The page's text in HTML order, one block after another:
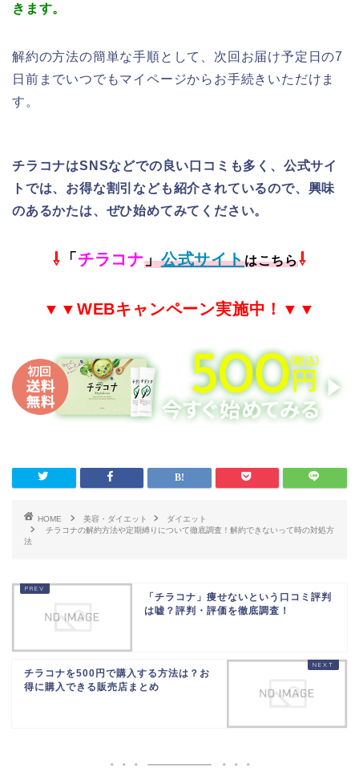
きます。
解約の方法の簡単な手順として、次回お届け予定日の7
日前までいつでもマイページからお手続きいただけま
す。
チラコナはSNSなどでの良い口コミも多く、公式サイ
トでは、お得な割引なども紹介されているので、興味
のあるかたは、ぜひ始めてみてください。
⇩ 「チラコナ」公式サイトはこちら⇩
▼▼ WEBキャンペーン実施中！▼▼
HOME 美容・ダイエット
ダイエット
チラコナの解約方法や定期縛りについて徹底調査！解約できないって時の対処方
法
「チラコナ」痩せないという口コミ評判
は嘘？評判・評価を徹底調査！
チラコナを500円で購入する方法は？お
得に購入できる販売店まとめ